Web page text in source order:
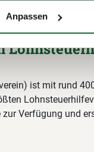
Anpassen
ist mit rund
Verfügung und